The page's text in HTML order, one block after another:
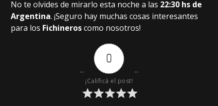
No te olvides de mirarlo esta noche a las 22:30 hs de
Argentina. ¡Seguro hay muchas cosas interesantes
para los Fichineroscomo nosotros!
0
¡Calificá el post!